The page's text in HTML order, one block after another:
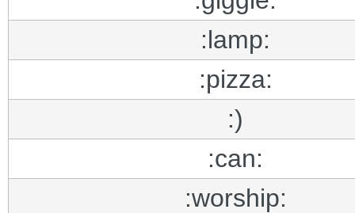
:lamp:
:pizza:
:)
:can:
:worship: